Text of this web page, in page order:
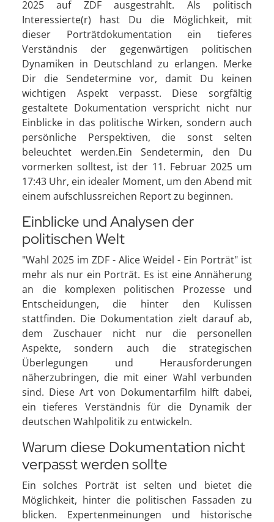
2025 auf ZDF ausgestrahlt. Als politisch
Interessierte(r) hast Du die Möglichkeit, mit
dieser Porträtdokumentation ein tieferes
Verständnis der gegenwärtigen politischen
Dynamiken in Deutschland zu erlangen. Merke
Dir die Sendetermine vor, damit Du keinen
wichtigen Aspekt verpasst. Diese sorgfältig
gestaltete Dokumentation verspricht nicht nur
Einblicke in das politische Wirken, sondern auch
persönliche Perspektiven, die sonst selten
beleuchtet werden.Ein Sendetermin, den Du
vormerken solltest, ist der 11. Februar 2025 um
17:43 Uhr, ein idealer Moment, um den Abend mit
einem aufschlussreichen Report zu beginnen.
Einblicke und Analysen der
politischen Welt
"Wahl 2025 im ZDF - Alice Weidel - Ein Porträt" ist
mehr als nur ein Porträt. Es ist eine Annäherung
an die komplexen politischen Prozesse und
Entscheidungen, die hinter den Kulissen
stattfinden. Die Dokumentation zielt darauf ab,
dem Zuschauer nicht nur die personellen
Aspekte, sondern auch die strategischen
Überlegungen und Herausforderungen
näherzubringen, die mit einer Wahl verbunden
sind. Diese Art von Dokumentarfilm hilft dabei,
ein tieferes Verständnis für die Dynamik der
deutschen Wahlpolitik zu entwickeln.
Warum diese Dokumentation nicht
verpasst werden sollte
Ein solches Porträt ist selten und bietet die
Möglichkeit, hinter die politischen Fassaden zu
blicken. Expertenmeinungen und historische